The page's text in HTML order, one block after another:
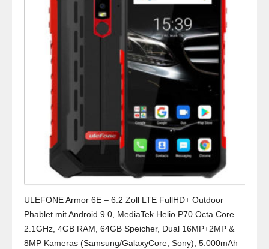
ULEFONE Armor 6E – 6.2 Zoll LTE FullHD+ Outdoor
Phablet mit Android 9.0, MediaTek Helio P70 Octa Core
2.1GHz, 4GB RAM, 64GB Speicher, Dual 16MP+2MP &
8MP Kameras (Samsung/GalaxyCore, Sony), 5.000mAh